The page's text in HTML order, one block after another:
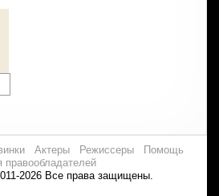
Актеры Режиссеры
Помощь
правообладателей
2026 Все права защищены.